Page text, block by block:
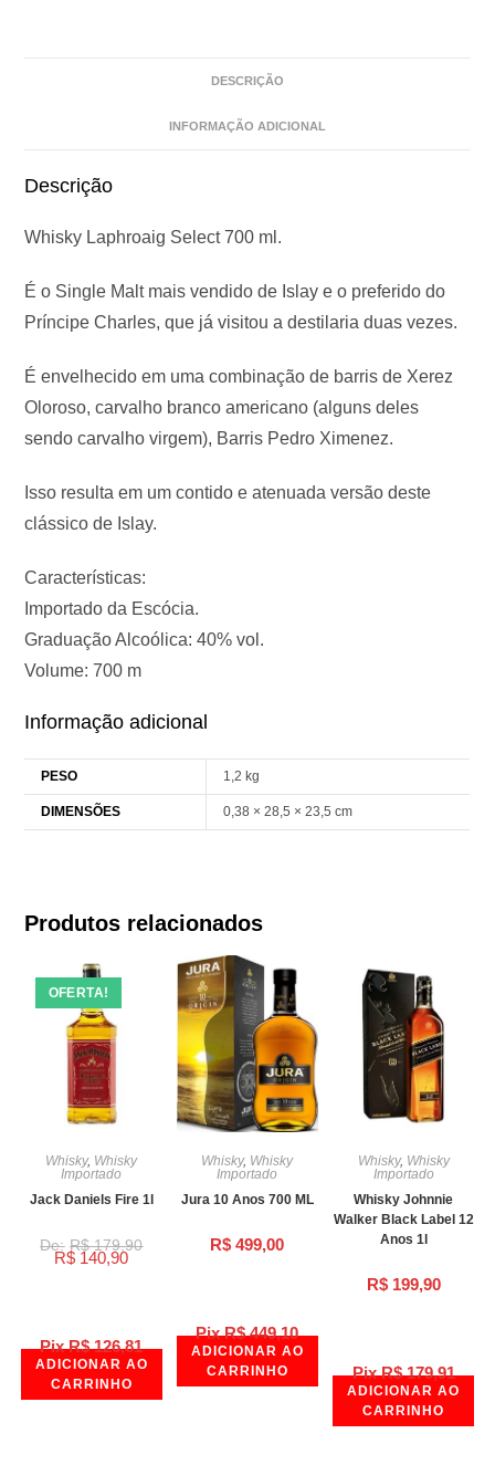
DESCRIÇÃO
INFORMAÇÃO ADICIONAL
Descrição
Whisky Laphroaig Select 700 ml.
É o Single Malt mais vendido de Islay e o preferido do
Príncipe Charles, que já visitou a destilaria duas vezes.
É envelhecido em uma combinação de barris de Xerez
Oloroso, carvalho branco americano (alguns deles
sendo carvalho virgem), Barris Pedro Ximenez.
Isso resulta em um contido e atenuada versão deste
clássico de Islay.
Características:
Importado da Escócia.
Graduação Alcoólica: 40% vol.
Volume: 700 m
Informação adicional
PESO 1,2 kg
DIMENSÕES 0,38 × 28,5 × 23,5 cm
Produtos relacionados
Pix R$126,81
OFERTA!
Whisky, Whisky
Importado
Jack Daniels Fire 1l
R$179,90
R$ 140,90
ADICIONAR AO
CARRINHO
Pix R$449,10
Whisky, Whisky
Importado
Jura 10 Anos 700 ML
R$ 499,00
ADICIONAR AO
CARRINHO
Pix R$179,91
Whisky, Whisky
Importado
Whisky Johnnie
Walker Black Label 12
Anos 1l
R$199,90
ADICIONAR AO
CARRINHO